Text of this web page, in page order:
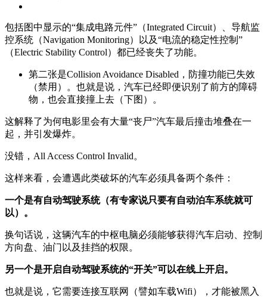
包括图中显示的“集成电路元件”（Integrated Circuit）、导航监
控系统（Navigation Monitoring）以及“电流的稳定性控制”
（Electric Stability Control）都已经丧失了功能。
第二张是Collision Avoidance Disabled，防撞功能已失效
（禁用）。也就是说，汽车已经即便识别了前方的障碍
物，也会直接撞上去（下图）。
这解释了为何电影里会有大量“丧尸”汽车最后撞击堆叠在一
起，并引发爆炸。
没错，All Access Control Invalid。
这样来看，会遭遇此类破坏的汽车必须具备两个条件：
一个是有自动驾驶系统（有专家说只要有自动泊车系统就可
以）。
换句话说，这辆汽车的中枢电脑必须能够获得汽车启动、控制
方向盘、油门以及挂挡的权限。
另一个是开启自动驾驶系统的“开关”可以在线上开启。
也就是说，它需要连接互联网（譬如车载Wifi），才能被黑入